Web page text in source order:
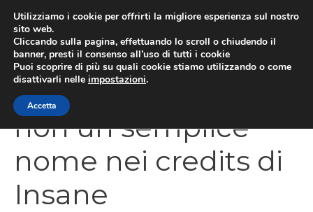
contenuto
Guillermo Del Toro,
non un semplice
nome nei credits di
Insane
Utilizziamo i cookie per offrirti la migliore esperienza sul nostro
sito web.
Cliccando sulla pagina, effettuando lo scroll o chiudendo il
banner, presti il consenso all’uso di tutti i cookie
Puoi scoprire di più su quali cookie stiamo utilizzando o come
disattivarli nelle impostazioni.
Accetta